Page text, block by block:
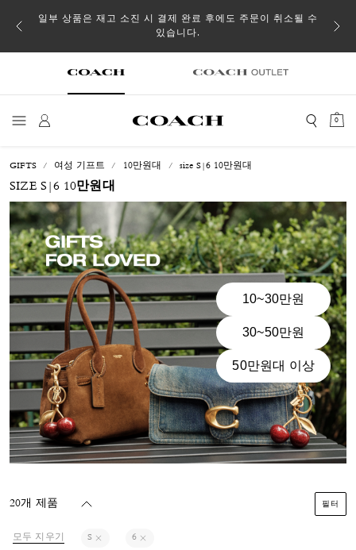
일부 상품은 재고 소진 시 결제 완료 후에도 주문이 취소될 수
있습니다.
0
GIFTS 여성 기프트 10만원대 size S|6 10만원대
SIZE S|6 10만원대
10~30만원
30~50만원
50만원대 이상
20개 제품 필터
모두 지우기 S 6